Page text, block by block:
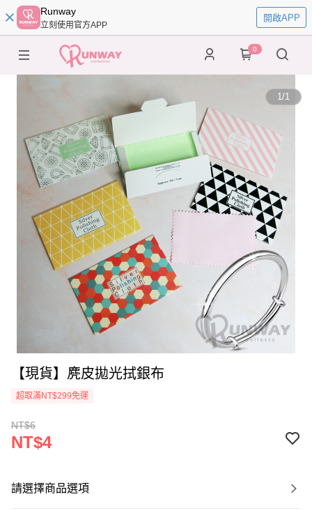
Runway
立刻使用官方APP
開啟APP
0
1/1
【現貨】麂皮拋光拭銀布
超取滿NT$299免運
NT$6
NT$4
請選擇商品選項